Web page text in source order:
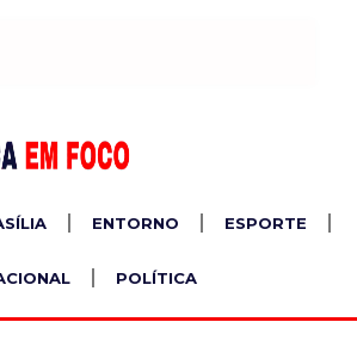
ENTORNO ESPORTE
POLÍTICA